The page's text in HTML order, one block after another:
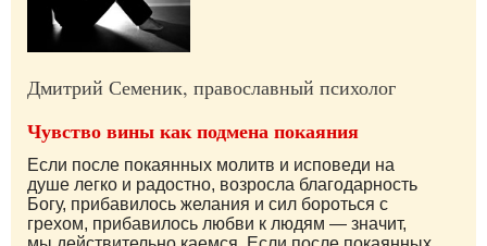
Дмитрий Семеник, православный психолог
Чувство вины как подмена покаяния
Если после покаянных молитв и исповеди на
душе легко и радостно, возросла благодарность
Богу, прибавилось желания и сил бороться с
грехом, прибавилось любви к людям — значит,